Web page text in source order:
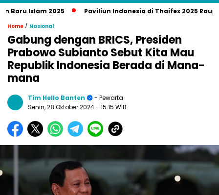
Islam 2025 Paviliun Indonesia di Thaifex 2025 Raup
Home / Nasional
Gabung dengan BRICS, Presiden
Prabowo Subianto Sebut Kita Mau
Republik Indonesia Berada di Mana-
mana
Tim Hello Banten
- Pewarta
Senin, 28 Oktober 2024- 15:15 WIB